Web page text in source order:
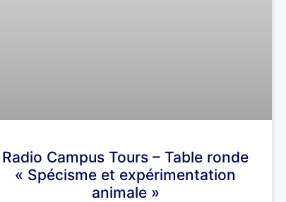
Radio Campus Tours – Table ronde
« Spécisme et expérimentation
animale »